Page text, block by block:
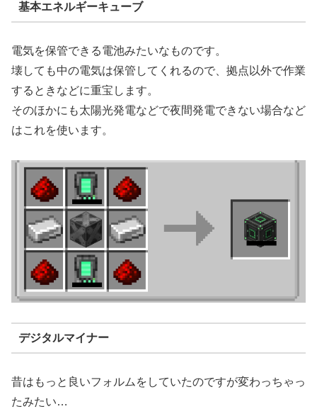
基本エネルギーキューブ
電気を保管できる電池みたいなものです。
壊しても中の電気は保管してくれるので、拠点以外で作業
するときなどに重宝します。
そのほかにも太陽光発電などで夜間発電できない場合など
はこれを使います。
デジタルマイナー
昔はもっと良いフォルムをしていたのですが変わっちゃっ
たみたい…